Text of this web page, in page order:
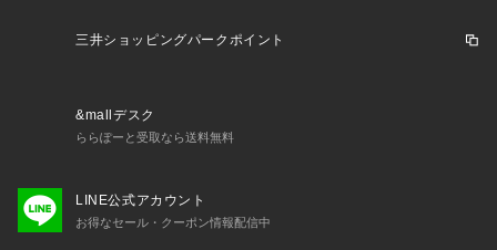
三井ショッピングパークポイント
&mallデスク
ららぽーと受取なら送料無料
LINE公式アカウント
お得なセール・クーポン情報配信中